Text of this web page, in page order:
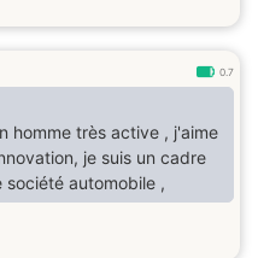
0.7
homme très active , j'aime
je suis un cadre
société automobile ,